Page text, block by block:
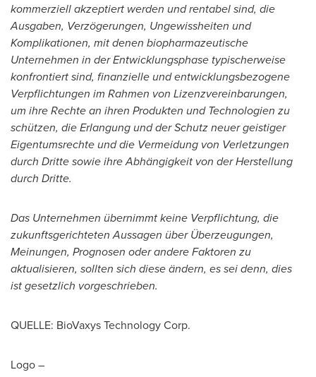
kommerziell akzeptiert werden und rentabel sind, die
Ausgaben, Verzögerungen, Ungewissheiten und
Komplikationen, mit denen biopharmazeutische
Unternehmen in der Entwicklungsphase typischerweise
konfrontiert sind, finanzielle und entwicklungsbezogene
Verpflichtungen im Rahmen von Lizenzvereinbarungen,
um ihre Rechte an ihren Produkten und Technologien zu
schützen, die Erlangung und der Schutz neuer geistiger
Eigentumsrechte und die Vermeidung von Verletzungen
durch Dritte sowie ihre Abhängigkeit von der Herstellung
durch Dritte.
Das Unternehmen übernimmt keine Verpflichtung, die
zukunftsgerichteten Aussagen über Überzeugungen,
Meinungen, Prognosen oder andere Faktoren zu
aktualisieren, sollten sich diese ändern, es sei denn, dies
ist gesetzlich vorgeschrieben.
QUELLE: BioVaxys Technology Corp.
Logo –